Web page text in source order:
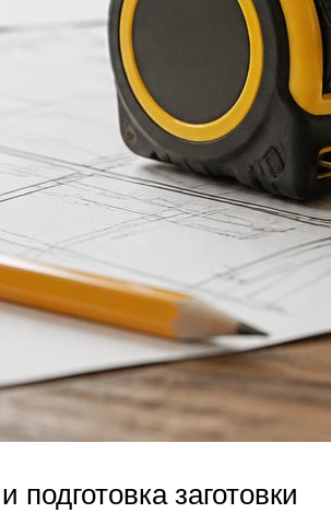
подготовка заготовки